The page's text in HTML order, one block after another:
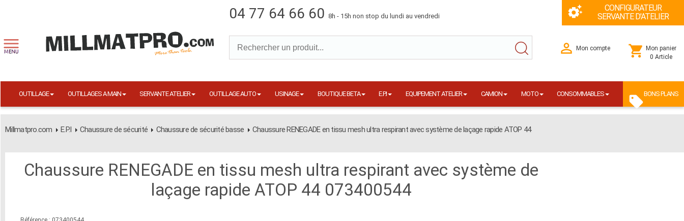
04 77 64 66 60 8h - 15h non stop du lundi au vendredi
CONFIGURATEUR
SERVANTE D'ATELIER
Mon compte
Mon panier
0 Article
OUTILLAGE OUTILLAGES A MAIN SERVANTE ATELIER OUTILLAGE AUTO USINAGE BOUTIQUE BETA E.P.I EQUIPEMENT ATELIER CAMION MOTO CONSOMMABLES BONS PLANS
Millmatpro.com E.P.I Chaussure de sécurité Chaussure de sécurité basse Chaussure RENEGADE en tissu mesh ultra respirant avec système de laçage rapide ATOP 44
Chaussure RENEGADE en tissu mesh ultra respirant avec système de
laçage rapide ATOP 44 073400544